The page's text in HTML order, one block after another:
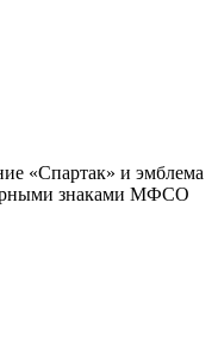
«Спартак» и эмблема
знаками МФСО